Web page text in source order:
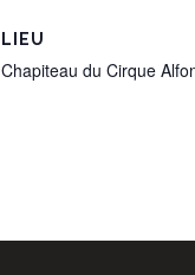
LIEU
Chapiteau du Cirque